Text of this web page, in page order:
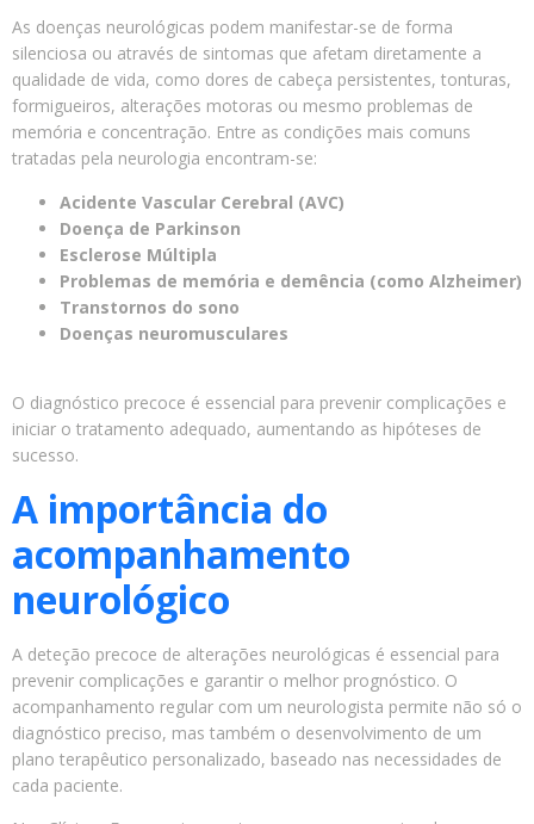
As doenças neurológicas podem manifestar-se de forma
silenciosa ou através de sintomas que afetam diretamente a
qualidade de vida, como dores de cabeça persistentes, tonturas,
formigueiros, alterações motoras ou mesmo problemas de
memória e concentração. Entre as condições mais comuns
tratadas pela neurologia encontram-se:
Acidente Vascular Cerebral (AVC)
Doença de Parkinson
Esclerose Múltipla
Problemas de memória e demência (como Alzheimer)
Transtornos do sono
Doenças neuromusculares
O diagnóstico precoce é essencial para prevenir complicações e
iniciar o tratamento adequado, aumentando as hipóteses de
sucesso.
A importância do
acompanhamento
neurológico
A deteção precoce de alterações neurológicas é essencial para
prevenir complicações e garantir o melhor prognóstico. O
acompanhamento regular com um neurologista permite não só o
diagnóstico preciso, mas também o desenvolvimento de um
plano terapêutico personalizado, baseado nas necessidades de
cada paciente.